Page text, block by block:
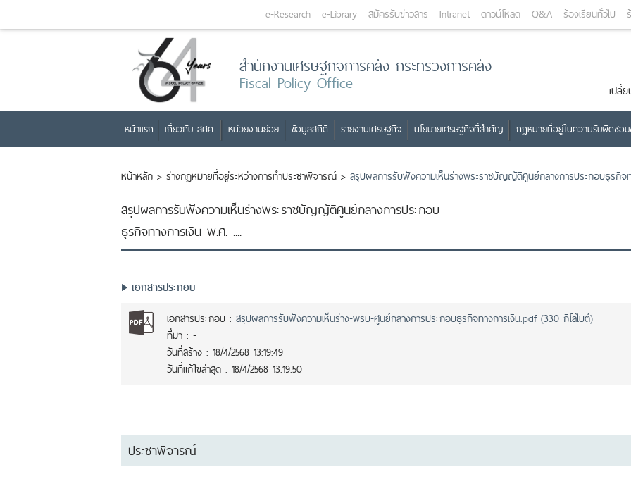
e-Research e-Library สมัครรับข่าวสาร Intranet ดาวน์โหลด Q&A ร้องเรียนทั่วไป
สำนักงานเศรษฐกิจการคลัง กระทรวงการคลัง
Fiscal Policy Office เปลี่
หน้าแรก เกี่ยวกับ สศค. หน่วยงานย่อย ข้อมูลสถิติ รายงานเศรษฐกิจ นโยบายเศรษฐกิจที่สำคัญ กฎหมายที่อยู่ในความรับผิดชอ
หน้าหลัก > ร่างกฏหมายที่อยู่ระหว่างการทำประชาพิจารณ์ > สรุปผลการรับฟังความเห็นร่างพระราชบัญญัติศูนย์กลางการประกอบธุรกิจ
สรุปผลการรับฟังความเห็นร่างพระราชบัญญัติศูนย์กลางการประกอบ
ธุรกิจทางการเงิน พ.ศ. ....
เอกสารประกอบ
เอกสารประกอบ : สรุปผลการรับฟังความเห็นร่าง-พรบ-ศูนย์กลางการประกอบธุรกิจทางการเงิน.pdf (330 กิโลไบต์)
ที่มา : -
วันที่สร้าง : 18/4/2568 13:19:49
วันที่แก้ไขล่าสุด : 18/4/2568 13:19:50
ประชาพิจารณ์